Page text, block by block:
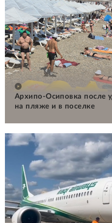
Архипо-Осиповка после
на пляже и в поселке